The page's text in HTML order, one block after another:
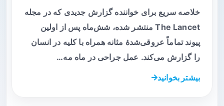
خلاصه سریع برای خواننده گزارش جدیدی که در مجله
The Lancet منتشر شده، شش‌ماه پس از اولین
پیوند تماماً عروقی‌شدهٔ مثانه همراه با کلیه در انسان
را گزارش می‌کند. عمل جراحی در ماه مه…
بیشتر بخوانید